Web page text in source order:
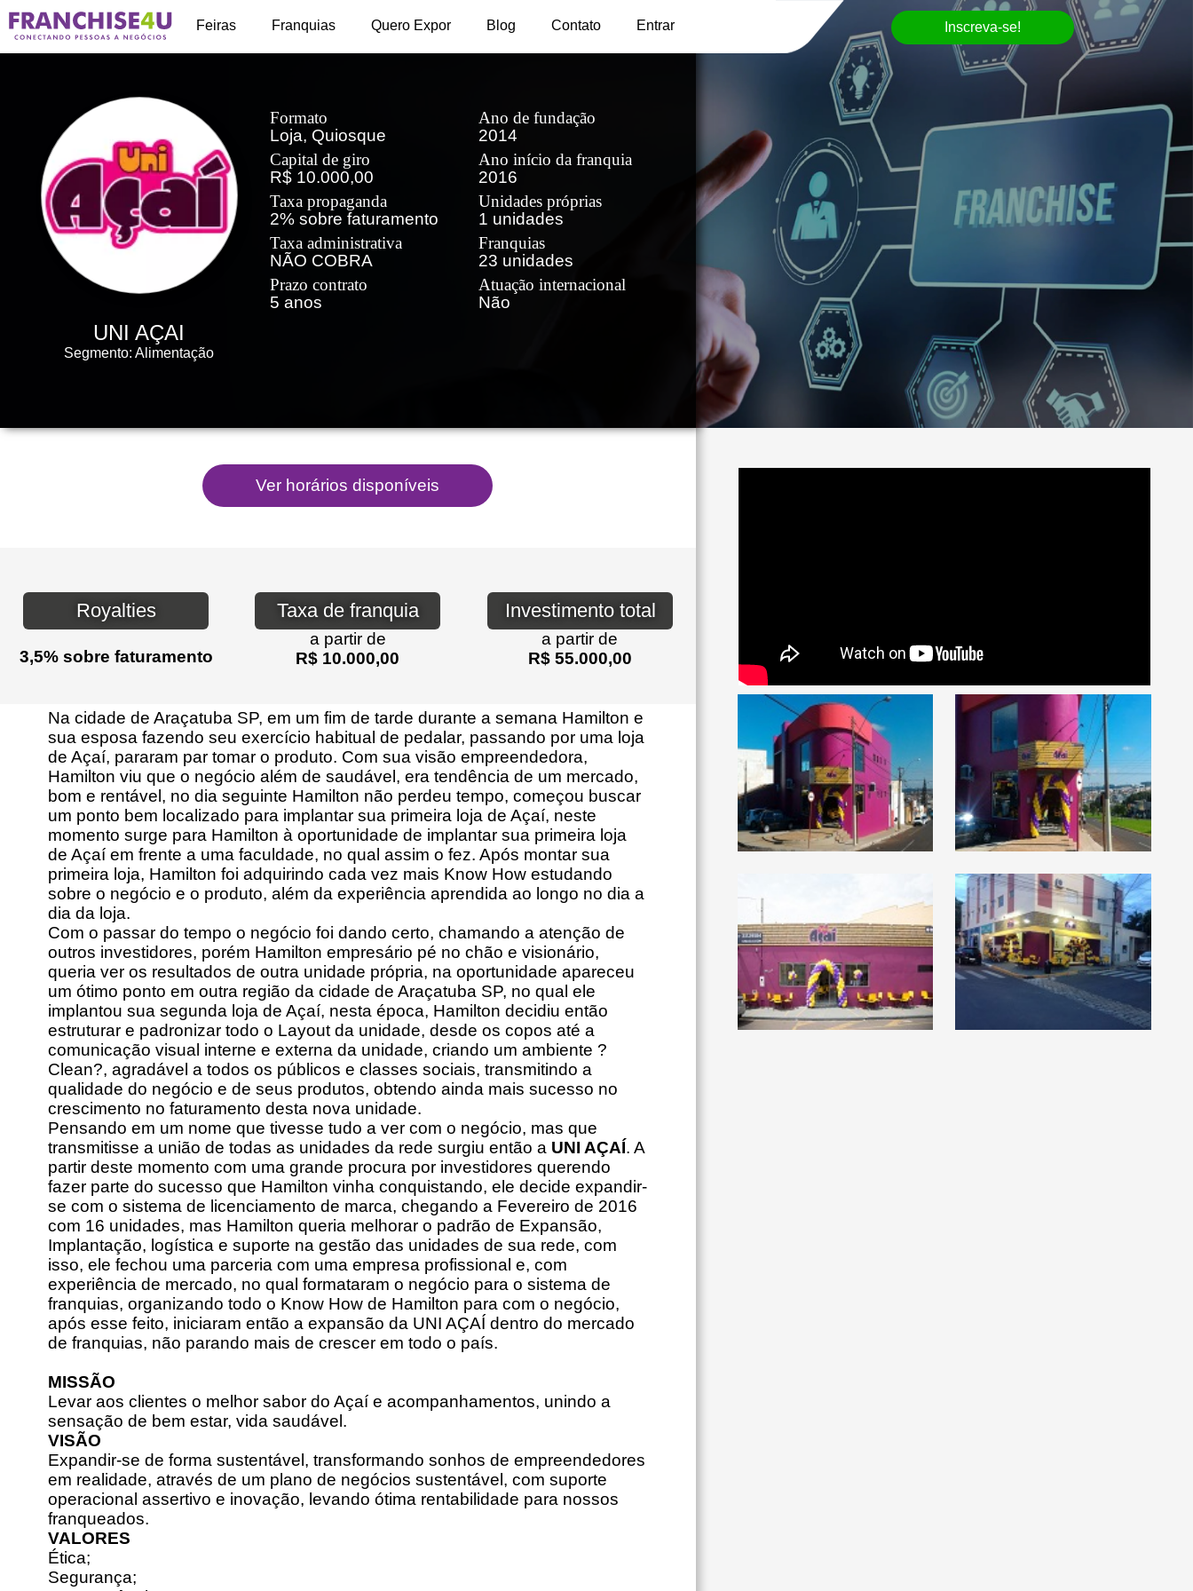
+
Feiras Franquias Quero Expor Blog Contato Entrar Inscreva-se!
UNI AÇAI
Segmento: Alimentação
Formato
Loja, Quiosque
Capital de giro
R$ 10.000,00
Taxa propaganda
2% sobre faturamento
Taxa administrativa
NÃO COBRA
Prazo contrato
5 anos
Ano de fundação
2014
Ano início da franquia
2016
Unidades próprias
1 unidades
Franquias
23 unidades
Atuação internacional
Não
Royalties
3,5% sobre faturamento
Taxa de franquia
a partir de
R$ 10.000,00
Investimento total
a partir de
R$ 55.000,00
Na cidade de Araçatuba SP, em um fim de tarde durante a semana Hamilton e
sua esposa fazendo seu exercício habitual de pedalar, passando por uma loja
de Açaí, pararam par tomar o produto. Com sua visão empreendedora,
Hamilton viu que o negócio além de saudável, era tendência de um mercado,
bom e rentável, no dia seguinte Hamilton não perdeu tempo, começou buscar
um ponto bem localizado para implantar sua primeira loja de Açaí, neste
momento surge para Hamilton à oportunidade de implantar sua primeira loja
de Açaí em frente a uma faculdade, no qual assim o fez. Após montar sua
primeira loja, Hamilton foi adquirindo cada vez mais Know How estudando
sobre o negócio e o produto, além da experiência aprendida ao longo no dia a
dia da loja.
Com o passar do tempo o negócio foi dando certo, chamando a atenção de
outros investidores, porém Hamilton empresário pé no chão e visionário,
queria ver os resultados de outra unidade própria, na oportunidade apareceu
um ótimo ponto em outra região da cidade de Araçatuba SP, no qual ele
implantou sua segunda loja de Açaí, nesta época, Hamilton decidiu então
estruturar e padronizar todo o Layout da unidade, desde os copos até a
comunicação visual interne e externa da unidade, criando um ambiente ?
Clean?, agradável a todos os públicos e classes sociais, transmitindo a
qualidade do negócio e de seus produtos, obtendo ainda mais sucesso no
crescimento no faturamento desta nova unidade.
Pensando em um nome que tivesse tudo a ver com o negócio, mas que
transmitisse a união de todas as unidades da rede surgiu então a UNI AÇAÍ. A
partir deste momento com uma grande procura por investidores querendo
fazer parte do sucesso que Hamilton vinha conquistando, ele decide expandir-
se com o sistema de licenciamento de marca, chegando a Fevereiro de 2016
com 16 unidades, mas Hamilton queria melhorar o padrão de Expansão,
Implantação, logística e suporte na gestão das unidades de sua rede, com
isso, ele fechou uma parceria com uma empresa profissional e, com
experiência de mercado, no qual formataram o negócio para o sistema de
franquias, organizando todo o Know How de Hamilton para com o negócio,
após esse feito, iniciaram então a expansão da UNI AÇAÍ dentro do mercado
de franquias, não parando mais de crescer em todo o país.
MISSÃO
Levar aos clientes o melhor sabor do Açaí e acompanhamentos, unindo a
sensação de bem estar, vida saudável.
VISÃO
Expandir-se de forma sustentável, transformando sonhos de empreendedores
em realidade, através de um plano de negócios sustentável, com suporte
operacional assertivo e inovação, levando ótima rentabilidade para nossos
franqueados.
VALORES
Ética;
Segurança;